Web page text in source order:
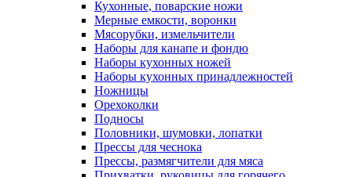
Кухонные, поварские ножи
Мерные емкости, воронки
Мясорубки, измельчители
Наборы для канапе и фондю
Наборы кухонных ножей
Наборы кухонных принадлежностей
Ножницы
Орехоколки
Подносы
Половники, шумовки, лопатки
Прессы для чеснока
Прессы, размягчители для мяса